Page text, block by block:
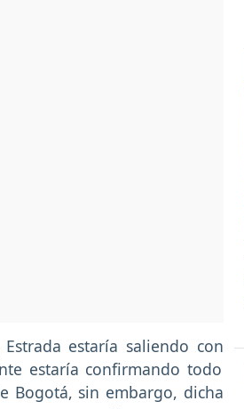
estaría saliendo con
estaría confirmando todo
Bogotá, sin embargo, dicha